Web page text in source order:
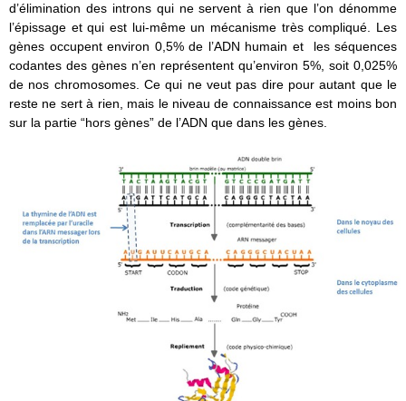
d’élimination des introns qui ne servent à rien que l’on dénomme
l’épissage et qui est lui-même un mécanisme très compliqué. Les
gènes occupent environ 0,5% de l’ADN humain et les séquences
codantes des gènes n’en représentent qu’environ 5%, soit 0,025%
de nos chromosomes. Ce qui ne veut pas dire pour autant que le
reste ne sert à rien, mais le niveau de connaissance est moins bon
sur la partie “hors gènes” de l’ADN que dans les gènes.